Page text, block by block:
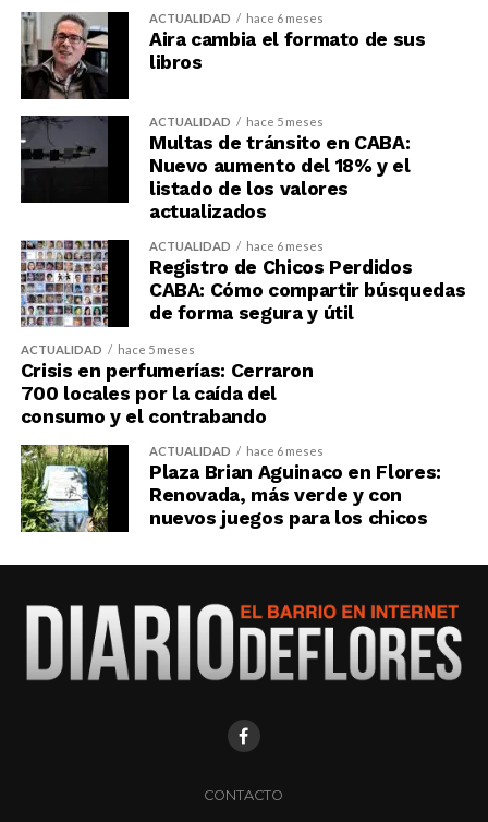
ACTUALIDAD hace 6 meses
Aira cambia el formato de sus
libros
ACTUALIDAD hace 5 meses
Multas de tránsito en CABA:
Nuevo aumento del 18% y el
listado de los valores
actualizados
ACTUALIDAD hace 6 meses
Registro de Chicos Perdidos
CABA: Cómo compartir búsquedas
de forma segura y útil
ACTUALIDAD hace 5 meses
Crisis en perfumerías: Cerraron
700 locales por la caída del
consumo y el contrabando
ACTUALIDAD hace 6 meses
Plaza Brian Aguinaco en Flores:
Renovada, más verde y con
nuevos juegos para los chicos
CONTACTO